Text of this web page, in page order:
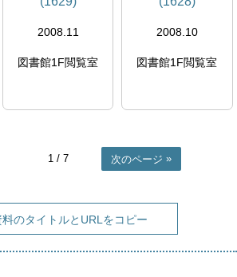
2008.11
図書館1F閲覧室
2008.10
図書館1F閲覧室
1 / 7 次のページ
料のタイトルとURLをコピー